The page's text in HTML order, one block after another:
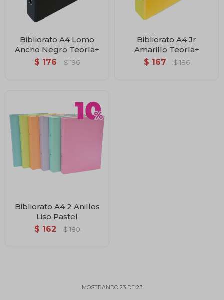
Bibliorato A4 Lomo
Ancho Negro Teoría+
$ 176 $ 196
Bibliorato A4 Jr
Amarillo Teoría+
$ 167 $ 186
Bibliorato A4 2 Anillos
Liso Pastel
$ 162 $ 180
MOSTRANDO 23DE 23